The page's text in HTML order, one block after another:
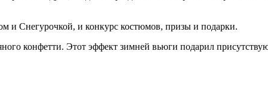
и Снегурочкой, и конкурс костюмов, призы и подарки.
конфетти. Этот эффект зимней вьюги подарил